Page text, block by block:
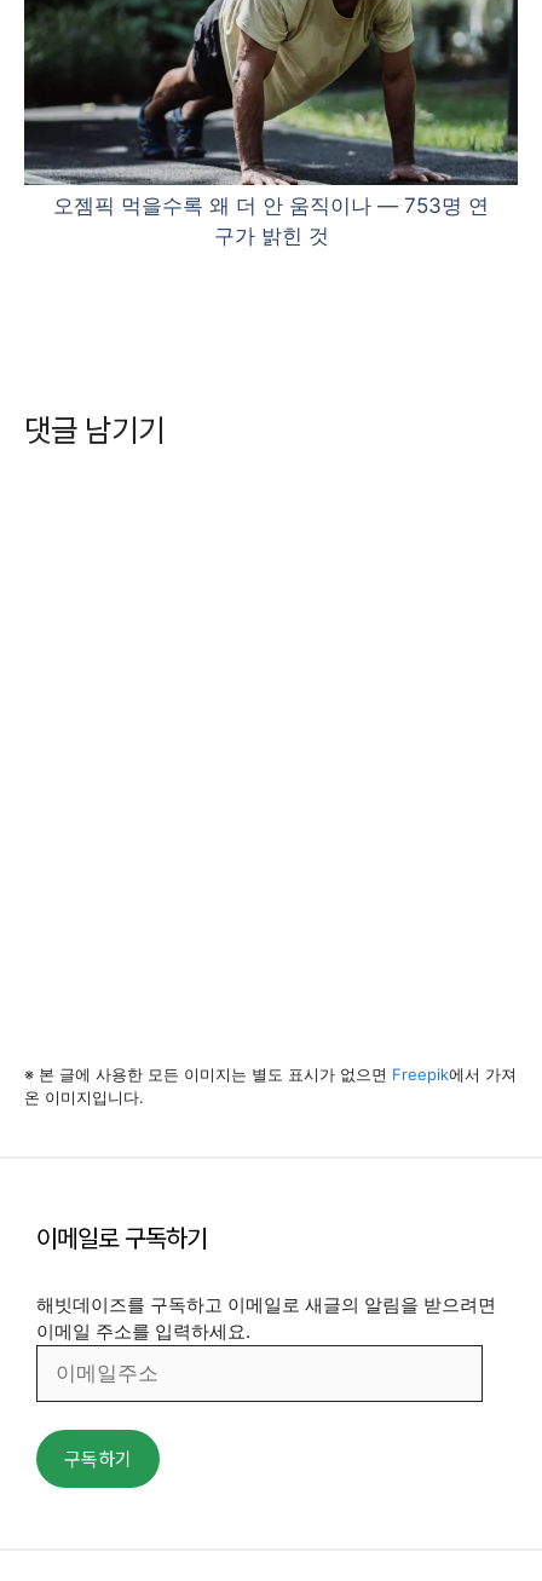
오젬픽 먹을수록 왜 더 안 움직이나 — 753명 연
구가 밝힌 것
댓글 남기기
※ 본 글에 사용한 모든 이미지는 별도 표시가 없으면 Freepik에서 가져
온 이미지입니다.
이메일로 구독하기
해빗데이즈를 구독하고 이메일로 새글의 알림을 받으려면
이메일 주소를 입력하세요.
주
소
구독하기